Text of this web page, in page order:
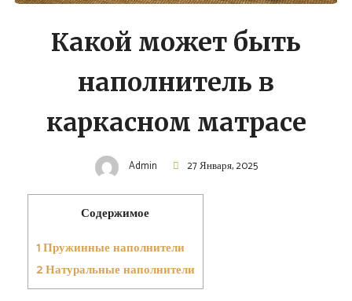
Какой может быть
наполнитель в
каркасном матрасе
Admin 27 Января, 2025
Содержимое
1Пружинные наполнители
2Натуральные наполнители